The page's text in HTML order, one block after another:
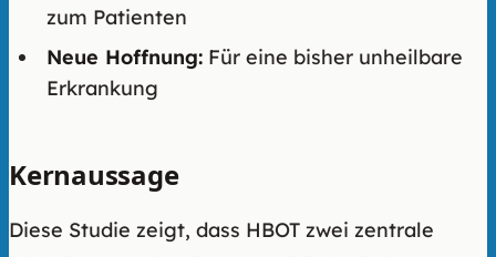
zum Patienten
Neue Hoffnung: Für eine bisher unheilbare
Erkrankung
Kernaussage
Diese Studie zeigt, dass HBOT zwei zentrale